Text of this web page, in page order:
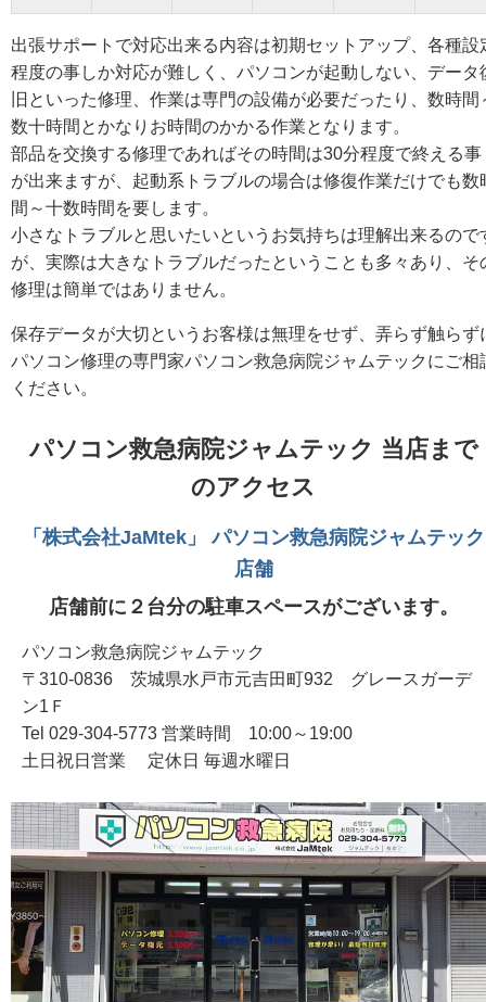
出張サポートで対応出来る内容は初期セットアップ、各種設
程度の事しか対応が難しく、パソコンが起動しない、データ
旧といった修理、作業は専門の設備が必要だったり、数時間
数十時間とかなりお時間のかかる作業となります。
部品を交換する修理であればその時間は30分程度で終える事
が出来ますが、起動系トラブルの場合は修復作業だけでも数
間～十数時間を要します。
小さなトラブルと思いたいというお気持ちは理解出来るので
が、実際は大きなトラブルだったということも多々あり、そ
修理は簡単ではありません。
保存データが大切というお客様は無理をせず、弄らず触らず
パソコン修理の専門家パソコン救急病院ジャムテックにご相
ください。
パソコン救急病院ジャムテック 当店まで
のアクセス
「株式会社JaMtek」 パソコン救急病院ジャムテック
店舗
店舗前に２台分の駐車スペースがございます。
パソコン救急病院ジャムテック
〒310-0836 茨城県水戸市元吉田町932 グレースガーデ
ン1Ｆ
Tel 029-304-5773 営業時間 10:00～19:00
土日祝日営業 定休日 毎週水曜日